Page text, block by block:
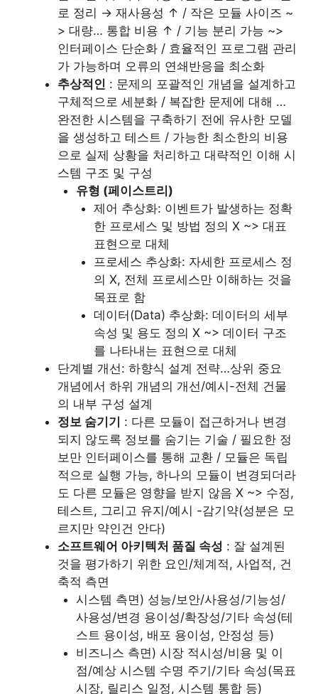
로 정리 → 재사용성 ↑ / 작은 모듈 사이즈 ~
> 대량… 통합 비용 ↑ / 기능 분리 가능 ~>
인터페이스 단순화 / 효율적인 프로그램 관리
가 가능하며 오류의 연쇄반응을 최소화
추상적인 : 문제의 포괄적인 개념을 설계하고
구체적으로 세분화 / 복잡한 문제에 대해 …
완전한 시스템을 구축하기 전에 유사한 모델
을 생성하고 테스트 / 가능한 최소한의 비용
으로 실제 상황을 처리하고 대략적인 이해 시
스템 구조 및 구성
유형 (페이스트리)
제어 추상화: 이벤트가 발생하는 정확
한 프로세스 및 방법 정의 X ~> 대표
표현으로 대체
프로세스 추상화: 자세한 프로세스 정
의 X, 전체 프로세스만 이해하는 것을
목표로 함
데이터(Data) 추상화: 데이터의 세부
속성 및 용도 정의 X ~> 데이터 구조
를 나타내는 표현으로 대체
단계별 개선: 하향식 설계 전략…상위 중요
개념에서 하위 개념의 개선/예시-전체 건물
의 내부 구성 설계
정보 숨기기 : 다른 모듈이 접근하거나 변경
되지 않도록 정보를 숨기는 기술 / 필요한 정
보만 인터페이스를 통해 교환 / 모듈은 독립
적으로 실행 가능, 하나의 모듈이 변경되더라
도 다른 모듈은 영향을 받지 않음 X ~> 수정,
테스트, 그리고 유지/예시 -감기약(성분은 모
르지만 약인건 안다)
소프트웨어 아키텍처 품질 속성 : 잘 설계된
것을 평가하기 위한 요인/체계적, 사업적, 건
축적 측면
시스템 측면) 성능/보안/사용성/기능성/
사용성/변경 용이성/확장성/기타 속성(테
스트 용이성, 배포 용이성, 안정성 등)
비즈니스 측면) 시장 적시성/비용 및 이
점/예상 시스템 수명 주기/기타 속성(목표
시장, 릴리스 일정, 시스템 통합 등)